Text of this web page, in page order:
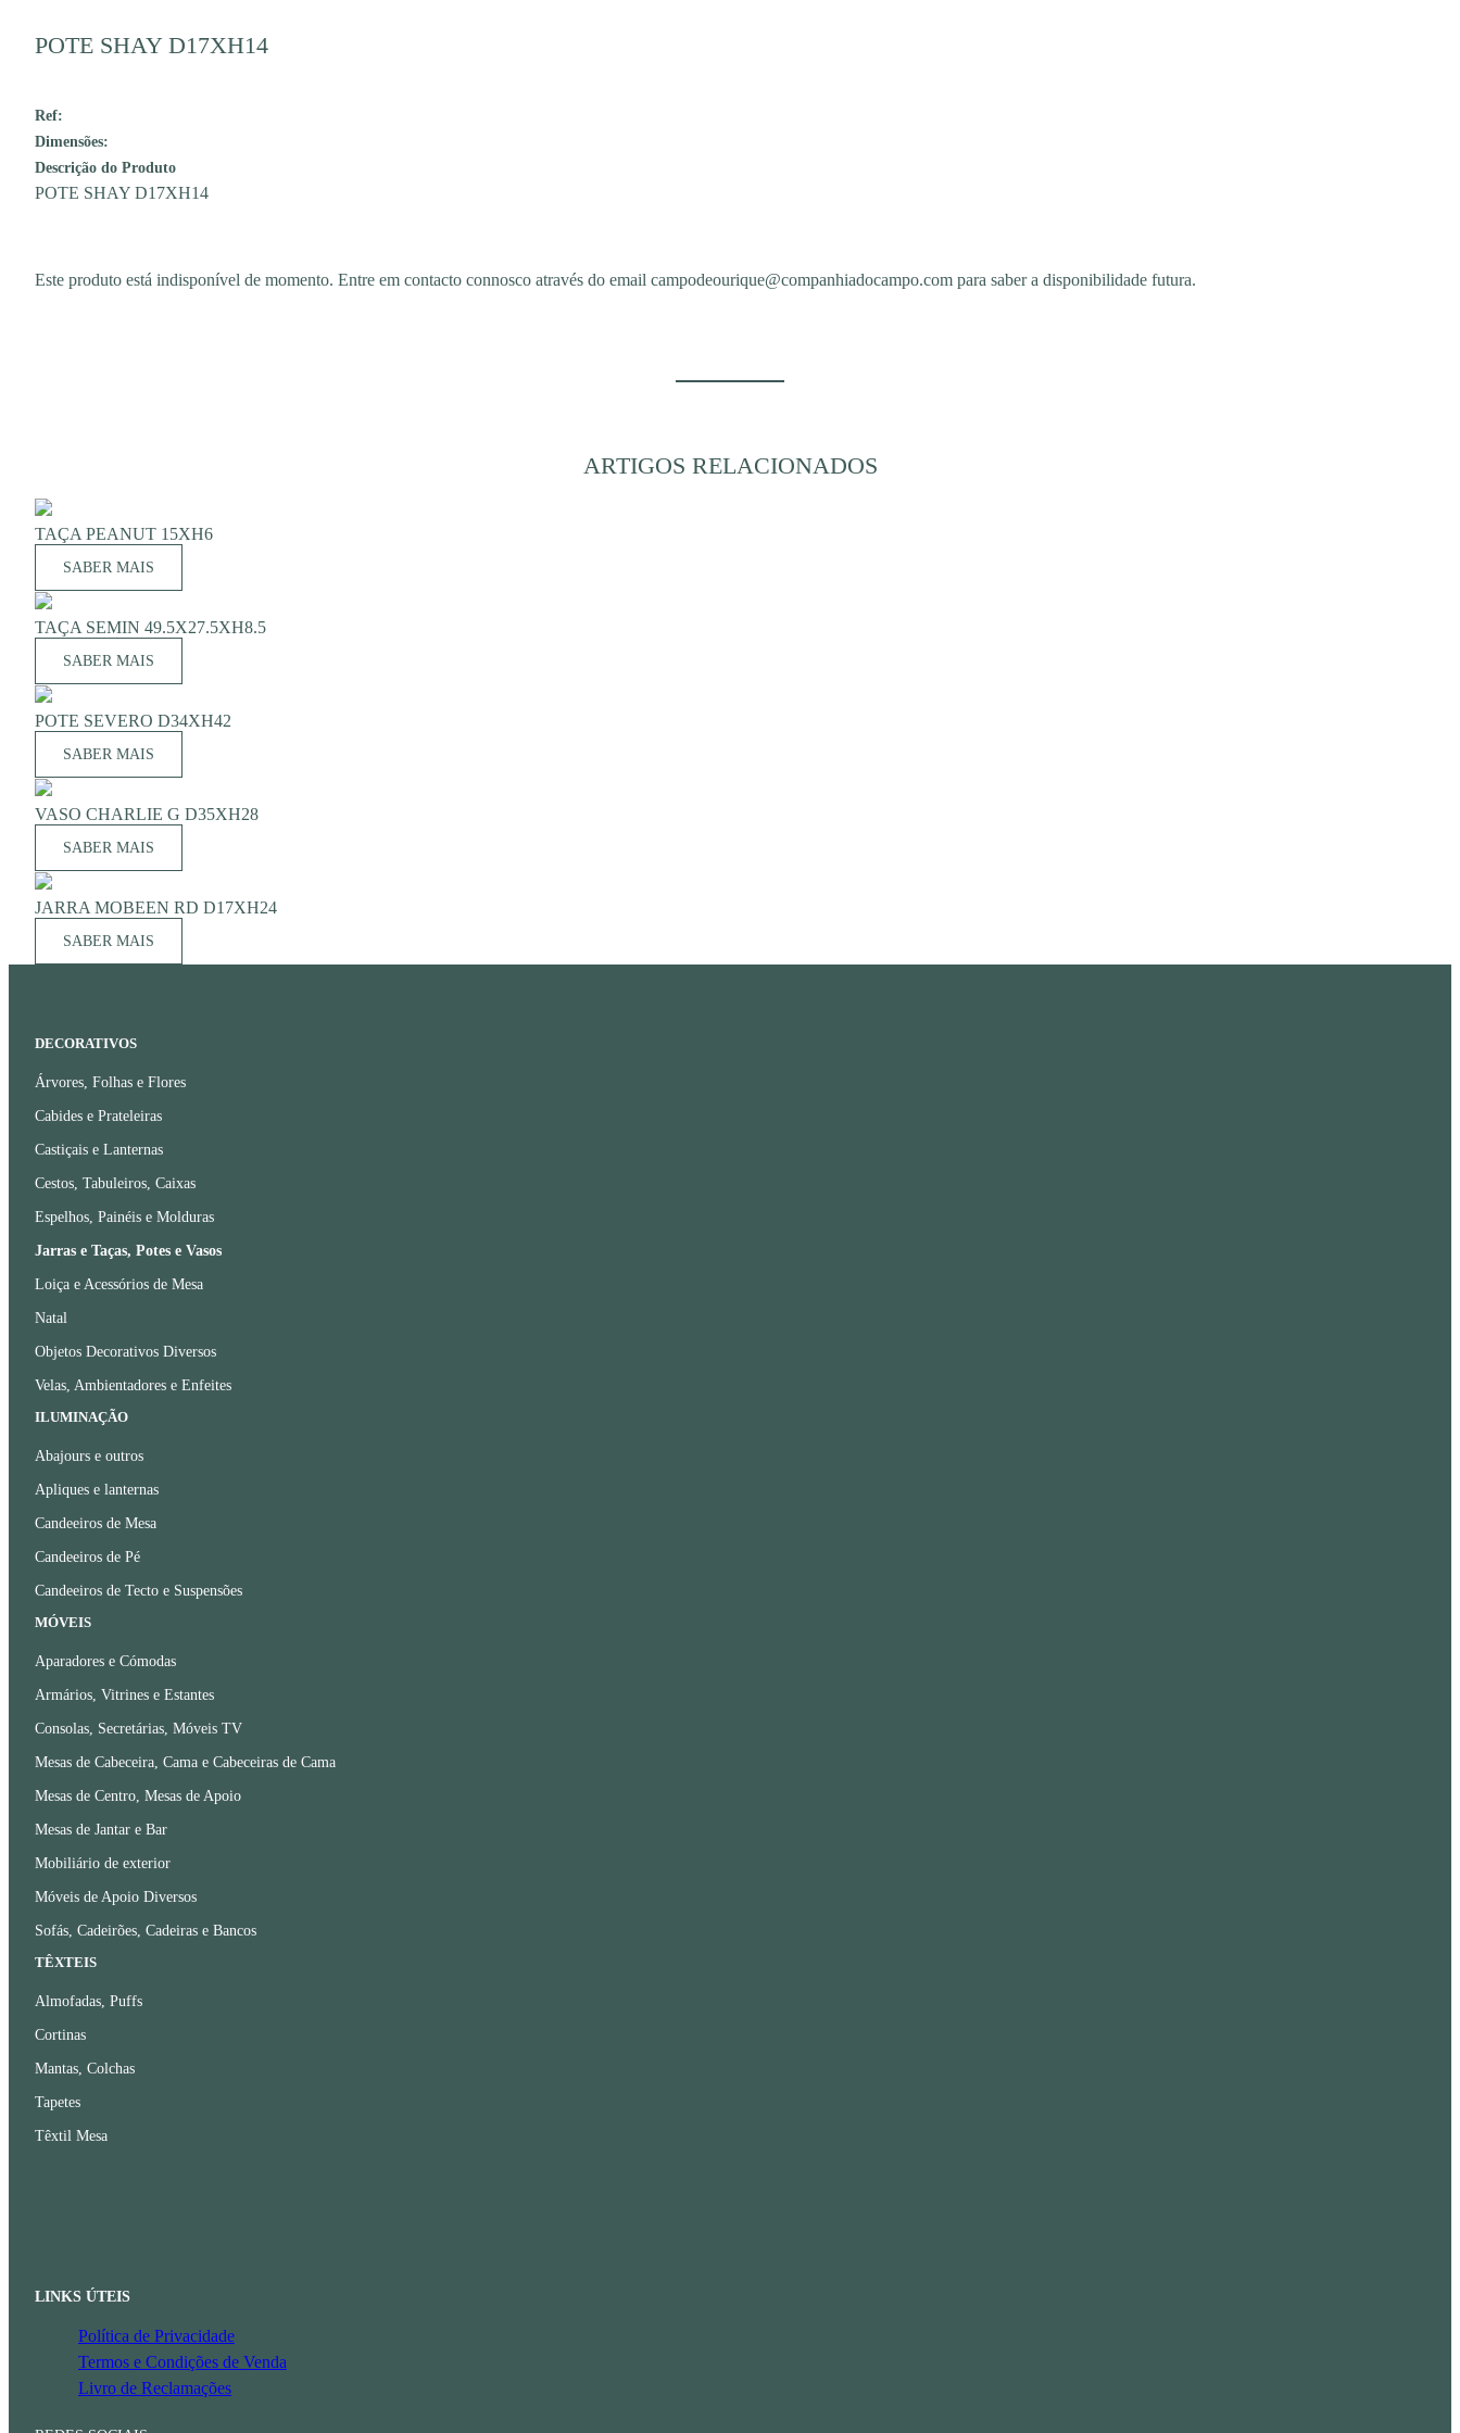
POTE SHAY D17XH14
Ref:
Dimensões:
Descrição do Produto
POTE SHAY D17XH14
Este produto está indisponível de momento. Entre em contacto connosco através do email campodeourique@companhiadocampo.com para saber a disponibilidade futura.
ARTIGOS RELACIONADOS
TAÇA PEANUT 15XH6
SABER MAIS
TAÇA SEMIN 49.5X27.5XH8.5
SABER MAIS
POTE SEVERO D34XH42
SABER MAIS
VASO CHARLIE G D35XH28
SABER MAIS
JARRA MOBEEN RD D17XH24
SABER MAIS
DECORATIVOS
Árvores, Folhas e Flores
Cabides e Prateleiras
Castiçais e Lanternas
Cestos, Tabuleiros, Caixas
Espelhos, Painéis e Molduras
Jarras e Taças, Potes e Vasos
Loiça e Acessórios de Mesa
Natal
Objetos Decorativos Diversos
Velas, Ambientadores e Enfeites
ILUMINAÇÃO
Abajours e outros
Apliques e lanternas
Candeeiros de Mesa
Candeeiros de Pé
Candeeiros de Tecto e Suspensões
MÓVEIS
Aparadores e Cómodas
Armários, Vitrines e Estantes
Consolas, Secretárias, Móveis TV
Mesas de Cabeceira, Cama e Cabeceiras de Cama
Mesas de Centro, Mesas de Apoio
Mesas de Jantar e Bar
Mobiliário de exterior
Móveis de Apoio Diversos
Sofás, Cadeirões, Cadeiras e Bancos
TÊXTEIS
Almofadas, Puffs
Cortinas
Mantas, Colchas
Tapetes
Têxtil Mesa
LINKS ÚTEIS
Política de Privacidade
Termos e Condições de Venda
Livro de Reclamações